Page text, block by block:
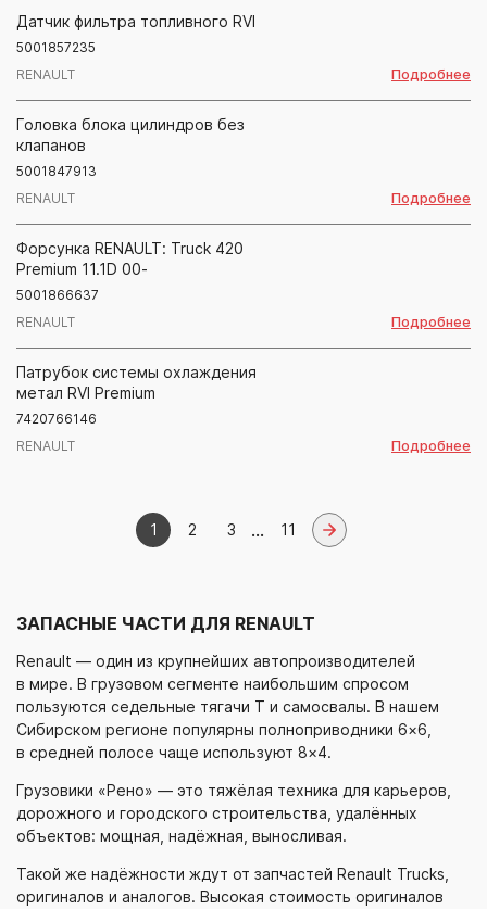
Датчик фильтра топливного RVI
5001857235
RENAULT
Подробнее
Головка блока цилиндров без
клапанов
5001847913
RENAULT
Подробнее
Форсунка RENAULT: Truck 420
Premium 11.1D 00-
5001866637
RENAULT
Подробнее
Патрубок системы охлаждения
метал RVI Premium
7420766146
RENAULT
Подробнее
1 2 3 ... 11
ЗАПАСНЫЕ ЧАСТИ ДЛЯ RENAULT
Renault — один из крупнейших автопроизводителей
в мире. В грузовом сегменте наибольшим спросом
пользуются седельные тягачи T и самосвалы. В нашем
Сибирском регионе популярны полноприводники 6×6,
в средней полосе чаще используют 8×4.
Грузовики «Рено» — это тяжёлая техника для карьеров,
дорожного и городского строительства, удалённых
объектов: мощная, надёжная, выносливая.
Такой же надёжности ждут от запчастей Renault Trucks,
оригиналов и аналогов. Высокая стоимость оригиналов